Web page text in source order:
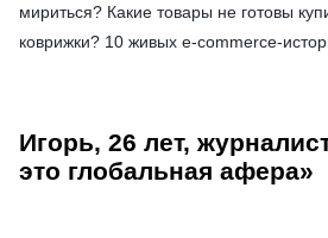
мириться? Какие товары не готовы
коврижки? 10 живых e-commerce-
Игорь, 26 лет,
это глобальная афера»